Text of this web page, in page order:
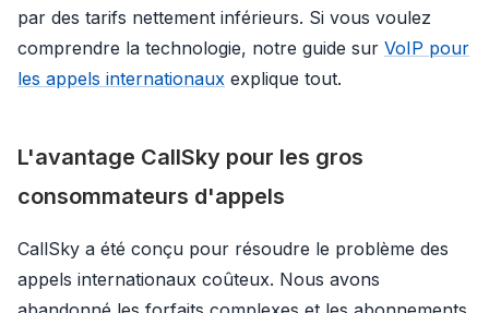
par des tarifs nettement inférieurs. Si vous voulez
comprendre la technologie, notre guide sur VoIP pour
les appels internationaux explique tout.
L'avantage CallSky pour les gros
consommateurs d'appels
CallSky a été conçu pour résoudre le problème des
appels internationaux coûteux. Nous avons